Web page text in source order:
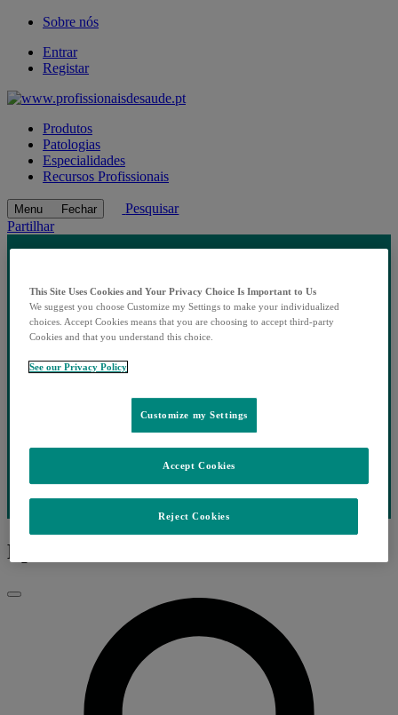
Sobre nós
Entrar
Registar
Produtos
Patologias
Especialidades
Recursos Profissionais
Menu Fechar
Pesquisar
Partilhar
Ep.1 ANTIBIÓTICOS
Fechar
This Site Uses Cookies and Your Privacy Choice Is Important to Us
We suggest you choose Customize my Settings to make your individualized
choices. Accept Cookies means that you are choosing to accept third-party
Cookies and that you understand this choice.
See our Privacy Policy
Customize my Settings
Reject Cookies
Accept Cookies